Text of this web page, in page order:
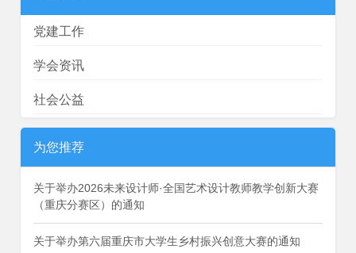
党建工作
学会资讯
社会公益
为您推荐
关于举办2026未来设计师·全国艺术设计教师教学创新大赛
（重庆分赛区）的通知
关于举办第六届重庆市大学生乡村振兴创意大赛的通知